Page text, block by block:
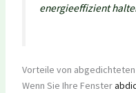
energieeffizient
Vorteile von
Wenn Sie Ihre Fenster